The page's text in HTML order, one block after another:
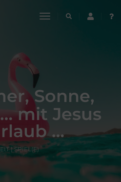
toggle
Sonne,
mit Jesus
…
| SPIEL(E)